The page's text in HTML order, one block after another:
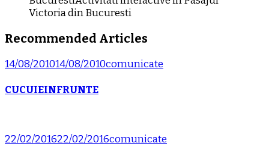
Recommended Articles
14/08/201014/08/2010comunicate
CUCUIEINFRUNTE
22/02/201622/02/2016comunicate